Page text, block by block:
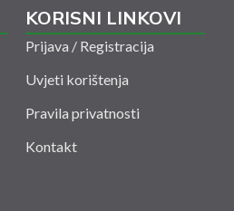
KORISNI LINKOVI
Prijava / Registracija
Uvjeti korištenja
Pravila privatnosti
Kontakt